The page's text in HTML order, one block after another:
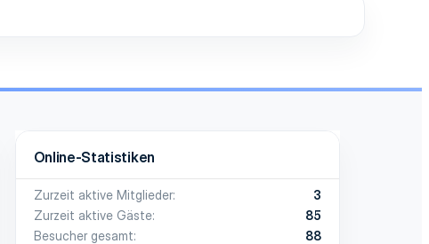
Online-Statistiken
Zurzeit aktive Mitglieder
3
Zurzeit aktive Gäste
85
Besucher gesamt
88